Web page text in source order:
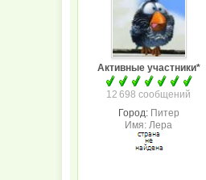
Активные участники*
12 698 сообщений
Город: Питер
Имя: Лера